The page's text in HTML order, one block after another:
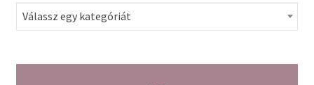
Válassz egy kategóriát